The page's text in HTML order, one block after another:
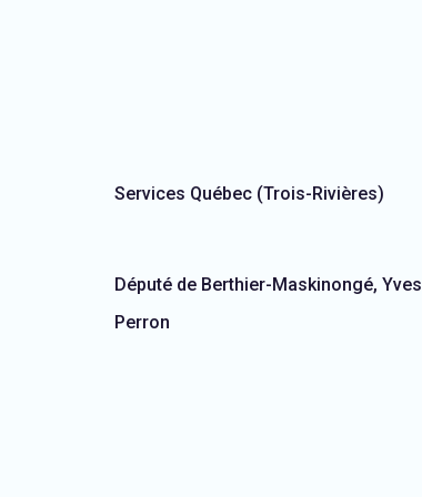
Services Québec (Trois-Rivières)
Député de Berthier-Maskinongé, Yves
Perron